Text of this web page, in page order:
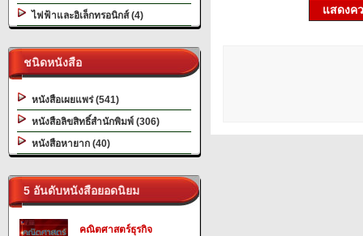
ไฟฟ้าและอิเล็กทรอนิกส์ (4)
ชนิดหนังสือ
หนังสือเผยแพร่ (541)
หนังสือลิขสิทธิ์สำนักพิมพ์ (306)
หนังสือหายาก (40)
5 อันดับหนังสือยอดนิยม
คณิตศาสตร์ธุรกิจ
แสดงค